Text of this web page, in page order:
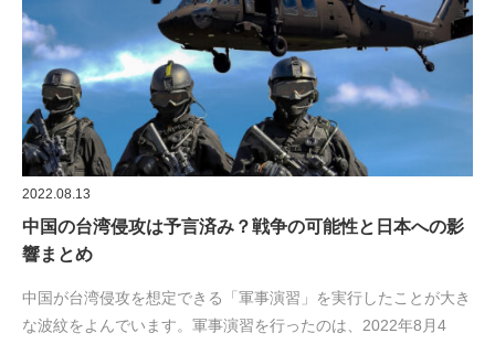
2022.08.13
中国の台湾侵攻は予言済み？戦争の可能性と日本への影
響まとめ
中国が台湾侵攻を想定できる「軍事演習」を実行したことが大き
な波紋をよんでいます。軍事演習を行ったのは、2022年8月4